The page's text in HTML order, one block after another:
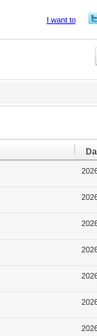
I want to